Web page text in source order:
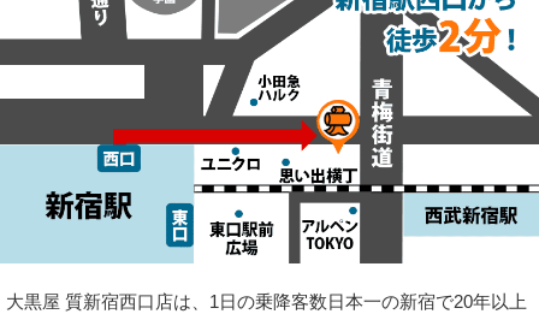
大黒屋 質新宿西口店は、1日の乗降客数日本一の新宿で20年以上